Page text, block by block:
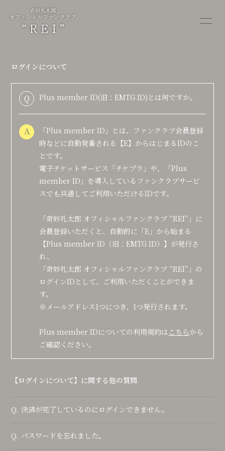
STORE
OTHER
会員登録 ログイン
ログインについて
Q Plus member ID(旧：EMTG ID)とは何ですか。
A
「Plus member ID」とは、ファンクラブ会員登録
時などに自動発番される【E】からはじまるIDのこ
とです。
電子チケットサービス「チケプラ 」や、「Plus
member ID」を導入しているファンクラブサービ
スでも共通してご利用いただけるIDです。
「奇妙礼太郎 オフィシャルファンクラブ “REI”」に
会員登録いただくと、自動的に「E」から始まる
【Plus member ID（旧：EMTG ID）】が発行さ
れ、
「奇妙礼太郎 オフィシャルファンクラブ “REI”」の
ログインIDとして、ご利用いただくことができま
す。
※メールアドレス1つにつき、1つ発行されます。
Plus member IDについての利用規約は こちらから
ご確認ください。
【ログインについて】に関する他の質問
Q. 決済が完了しているのにログインできません。
Q. パスワードを忘れました。